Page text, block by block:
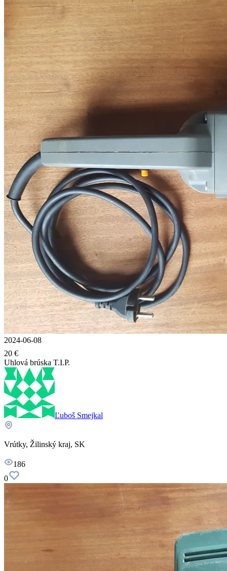
2024-06-08
20 €
Uhlová brúska T.I.P.
Ľuboš Smejkal
Vrútky, Žilinský kraj, SK
186
0